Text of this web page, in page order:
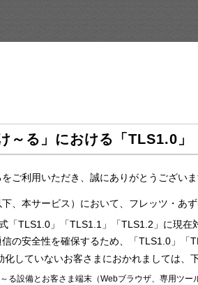
～る」における「TLS1.0
ご利用いただき、誠にありがとうございま
下、本サービス）において、フレッツ・あ
「TLS1.0」「TLS1.1」「TLS1.2」に現在
の安全性を確保するため、「TLS1.0」「
していないお客さまにおかれましては、
る設備とお客さま端末（Webブラウザ、専用ツー